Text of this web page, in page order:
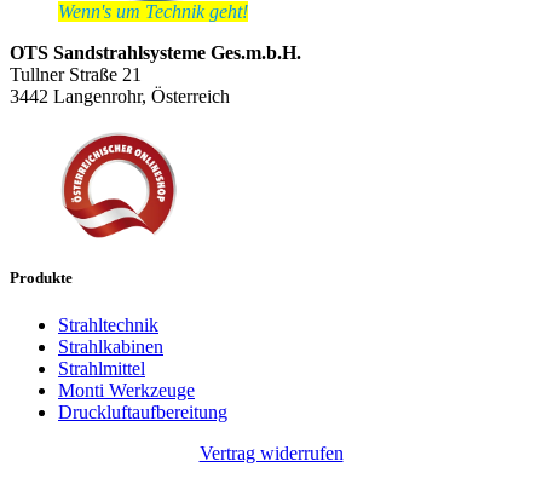
Wenn's um Technik geht!
OTS Sandstrahlsysteme Ges.m.b.H.
Tullner Straße 21
3442 Langenrohr, Österreich
Produkte
Strahltechnik
Strahlkabinen
Strahlmittel
Monti Werkzeuge
Druckluftaufbereitung
Vertrag widerrufen